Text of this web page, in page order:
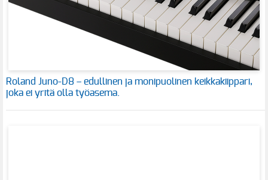
Roland Juno-D8 – edullinen ja monipuolinen keikkakiippari,
joka ei yritä olla työasema.